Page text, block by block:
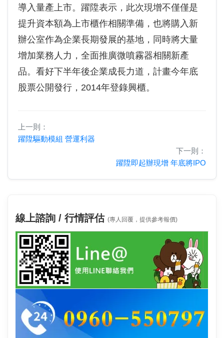
導入量產上市。躍陞表示，此次現增不僅僅是
提升資本額為上市櫃作相關準備，也將購入新
辦公室作為企業長期發展的基地，同時將大量
增加業務人力，全面推廣微噴霧器相關新產
品。看好下半年後企業成長力道，計畫今年底
股票公開發行，2014年登錄興櫃。
上一則：
躍陞驅動模組 營運利器
下一則：
躍陞即起辦現增 年底將IPO
線上諮詢 / 行情評估 (專人回覆，提供參考報價)